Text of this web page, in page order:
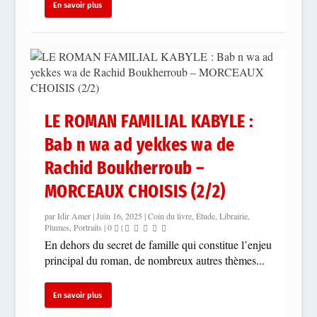
En savoir plus
LE ROMAN FAMILIAL KABYLE :
Bab n wa ad yekkes wa de
Rachid Boukherroub –
MORCEAUX CHOISIS (2/2)
parIdir Amer|Juin 16, 2025 |Coin du livre,Étude,Librairie,
Plumes,Portraits |0 |
En dehors du secret de famille qui constitue l’enjeu
principal du roman, de nombreux autres thèmes...
En savoir plus